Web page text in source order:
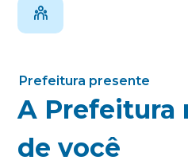
Prefeitura presente
A Prefeitura
de você